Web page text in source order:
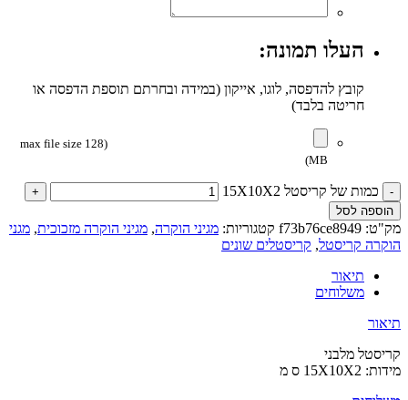
העלו תמונה:
קובץ להדפסה, לוגו, אייקון (במידה ובחרתם תוספת הדפסה או
חריטה בלבד)
(max file size 128
MB)
כמות של קריסטל 15X10X2
הוספה לסל
מק"ט: f73b76ce8949 קטגוריות: מגיני הוקרה, מגיני הוקרה מזכוכית, מגני
הוקרה קריסטל, קריסטלים שונים
תיאור
משלוחים
תיאור
קריסטל מלבני
מידות: 15X10X2 ס מ